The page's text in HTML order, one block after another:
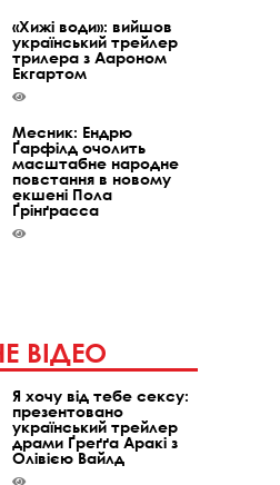
«Хижі води»: вийшов
український трейлер
трилера з Аароном
Екгартом
Месник: Ендрю
Ґарфілд очолить
масштабне народне
повстання в новому
екшені Пола
Ґрінґрасса
ВІДЕО
Я хочу від тебе сексу:
презентовано
український трейлер
драми Ґреґґа Аракі з
Олівією Вайлд